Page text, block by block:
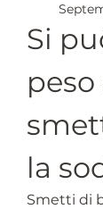
Si
peso
la
Smetti di